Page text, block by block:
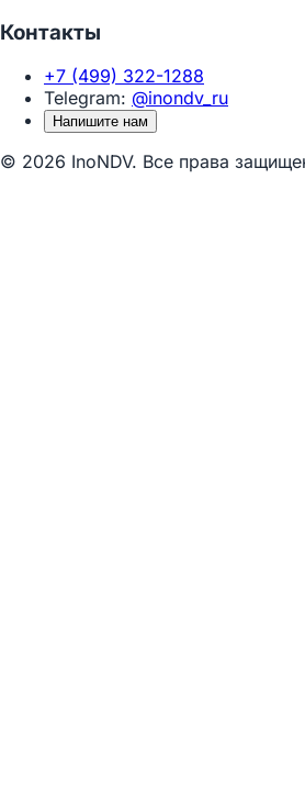
Контакты
+7 (499) 322-1288
Telegram: @inondv_ru
Напишите нам
© 2026 InoNDV. Все права